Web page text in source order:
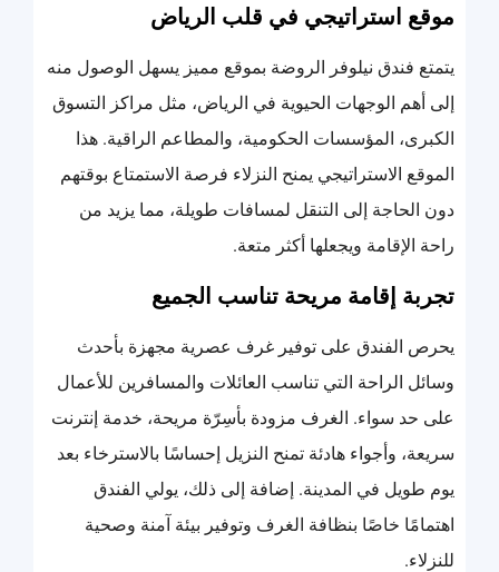
موقع استراتيجي في قلب الرياض
يتمتع فندق نيلوفر الروضة بموقع مميز يسهل الوصول منه
إلى أهم الوجهات الحيوية في الرياض، مثل مراكز التسوق
الكبرى، المؤسسات الحكومية، والمطاعم الراقية. هذا
الموقع الاستراتيجي يمنح النزلاء فرصة الاستمتاع بوقتهم
دون الحاجة إلى التنقل لمسافات طويلة، مما يزيد من
راحة الإقامة ويجعلها أكثر متعة.
تجربة إقامة مريحة تناسب الجميع
يحرص الفندق على توفير غرف عصرية مجهزة بأحدث
وسائل الراحة التي تناسب العائلات والمسافرين للأعمال
على حد سواء. الغرف مزودة بأسِرّة مريحة، خدمة إنترنت
سريعة، وأجواء هادئة تمنح النزيل إحساسًا بالاسترخاء بعد
يوم طويل في المدينة. إضافة إلى ذلك، يولي الفندق
اهتمامًا خاصًا بنظافة الغرف وتوفير بيئة آمنة وصحية
للنزلاء.